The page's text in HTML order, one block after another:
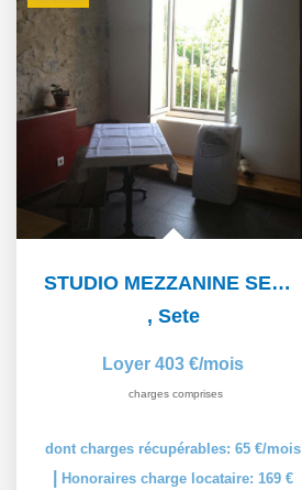
STUDIO MEZZANINE SETE - 1 pièce(s) - 19 m2
, Sete
Loyer 403 €/mois
charges comprises
dont charges récupérables: 65 €/mois
Honoraires charge locataire: 169 €